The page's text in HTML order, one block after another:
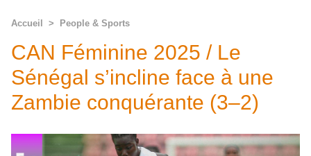
Accueil > People & Sports
CAN Féminine 2025 / Le
Sénégal s’incline face à une
Zambie conquérante (3–2)